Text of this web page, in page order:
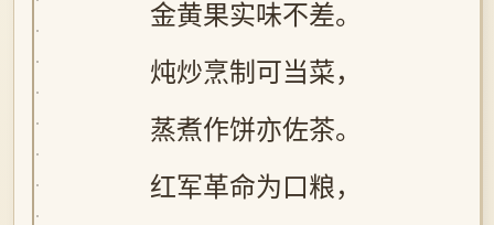
金黄果实味不差。
炖炒烹制可当菜，
蒸煮作饼亦佐茶。
红军革命为口粮，